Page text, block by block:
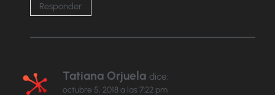
Responder
Tatiana Orjuela dice:
octubre 5, 2018 a las 7:22 pm